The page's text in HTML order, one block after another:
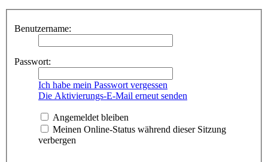
Benutzername:
Passwort:
Ich habe mein Passwort vergessen
Die Aktivierungs-E-Mail erneut senden
Angemeldet bleiben
Meinen Online-Status während dieser Sitzung
verbergen